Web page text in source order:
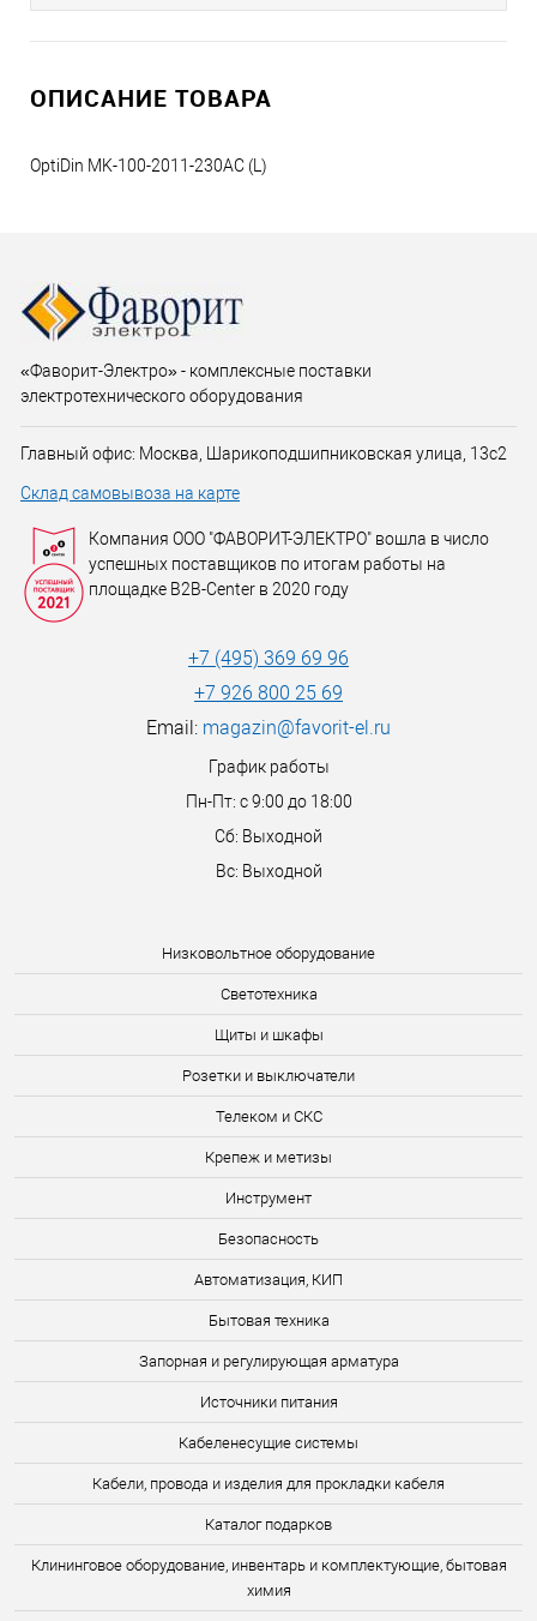
ОПИСАНИЕ ТОВАРА
OptiDin MK-100-2011-230AC (L)
Низковольтное оборудование
Светотехника
Щиты и шкафы
Розетки и выключатели
Телеком и СКС
Крепеж и метизы
Инструмент
Безопасность
Автоматизация, КИП
Бытовая техника
Запорная и регулирующая арматура
Источники питания
Кабеленесущие системы
Кабели, провода и изделия для прокладки кабеля
Каталог подарков
Клининговое оборудование, инвентарь и комплектующие, бытовая
химия
«Фаворит-Электро» - комплексные поставки
электротехнического оборудования
Главный офис: Москва, Шарикоподшипниковская улица, 13с2
Склад самовывоза на карте
Компания ООО "ФАВОРИТ-ЭЛЕКТРО" вошла в число
успешных поставщиков по итогам работы на
площадке B2B-Center в 2020 году
+7 (495) 369 69 96
+7 926 800 25 69
Email: magazin@favorit-el.ru
График работы
Пн-Пт: с 9:00 до 18:00
Сб: Выходной
Вс: Выходной